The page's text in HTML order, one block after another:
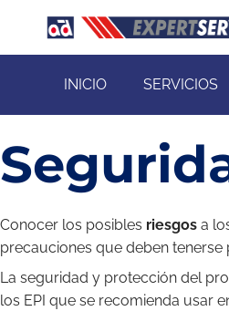
INICIO SERVICIOS
Conocer los posibles riesgos a
precauciones que deben tenerse
La seguridad y protección del
los EPI que se recomienda usar